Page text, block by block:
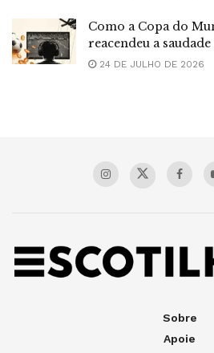
Como a Copa do
reacendeu a
24 DE JULHO DE 2026
Sobre
Apoie